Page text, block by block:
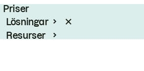
Priser
Lösningar
Resurser